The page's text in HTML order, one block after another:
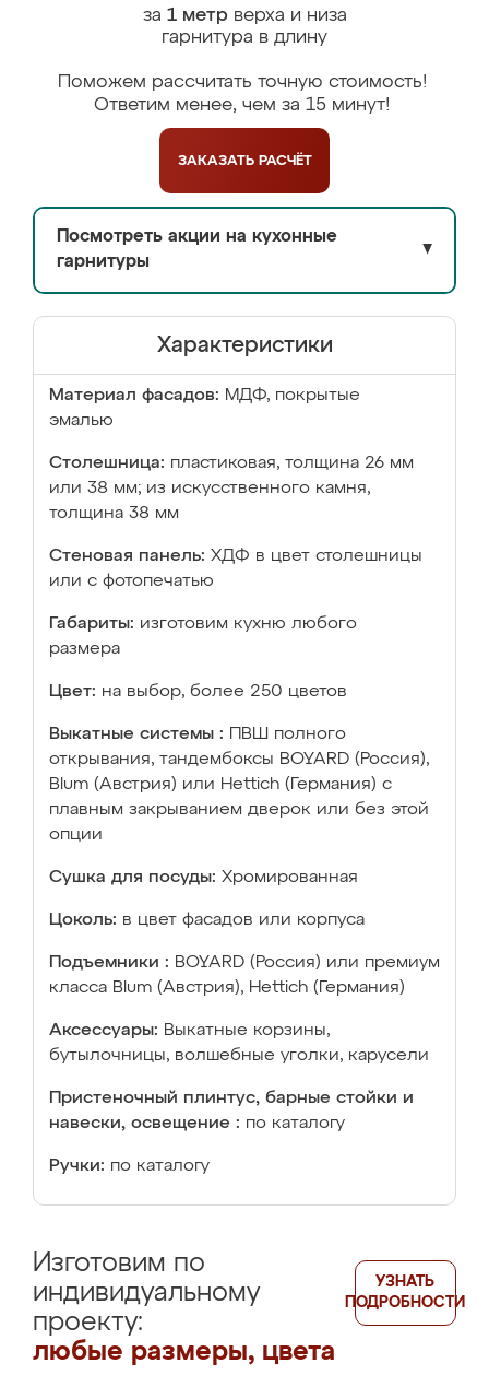
за 1 метрверха и низа
гарнитура в длину
Поможем рассчитать точную стоимость!
Ответим менее, чем за 15 минут!
ЗАКАЗАТЬ РАСЧЁТ
Посмотреть акции на кухонные
гарнитуры
▼
Характеристики
Материал фасадов: МДФ, покрытые
эмалью
Столешница: пластиковая, толщина 26 мм
или 38 мм; из искусственного камня,
толщина 38 мм
Стеновая панель: ХДФ в цвет столешницы
или с фотопечатью
Габариты: изготовим кухню любого
размера
Цвет: на выбор, более 250 цветов
Выкатные системы :
ПВШ полного
открывания, тандембоксы BOYARD (Россия),
Blum (Австрия) или Hettich (Германия) с
плавным закрыванием дверок или без этой
опции
Сушка для посуды: Хромированная
Цоколь: в цвет фасадов или корпуса
Подъемники : BOYARD (Россия) или премиум
класса Blum (Австрия), Hettich (Германия)
Аксессуары: Выкатные корзины,
бутылочницы, волшебные уголки, карусели
Пристеночный плинтус, барные стойки и
навески, освещение : по каталогу
Ручки: по каталогу
Изготовим по
индивидуальному
проекту:
любые размеры, цвета
УЗНАТЬ
ПОДРОБНОСТИ